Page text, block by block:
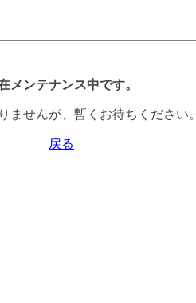
メンテナンス中です。
ませんが、暫くお待ちください。
戻る